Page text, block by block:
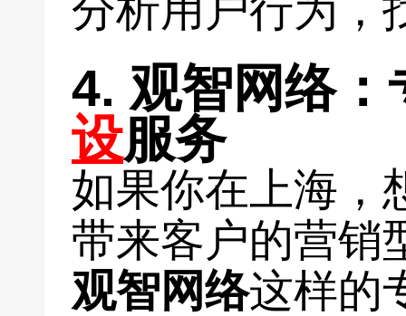
分析用户行为，
4. 观智网络：
设服务
如果你在上海，
带来客户的营销
观智网络这样的